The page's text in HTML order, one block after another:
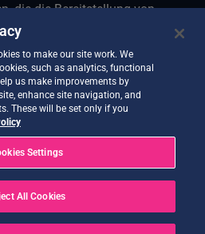
die die Bereitstellung von
betreffen
am Webportal am 24. Juli
Assistenten-Demonstrators
jetzt verfügbar
nach OVH Cloud
to make our site work. We
such as analytics, functional
us make improvements by
enhance site navigation, and
These will be set only if you
Settings
All Cookies